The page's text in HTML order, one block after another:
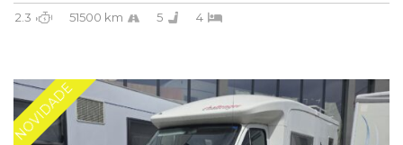
2.3 51500 km 5 4
NOVIDADE